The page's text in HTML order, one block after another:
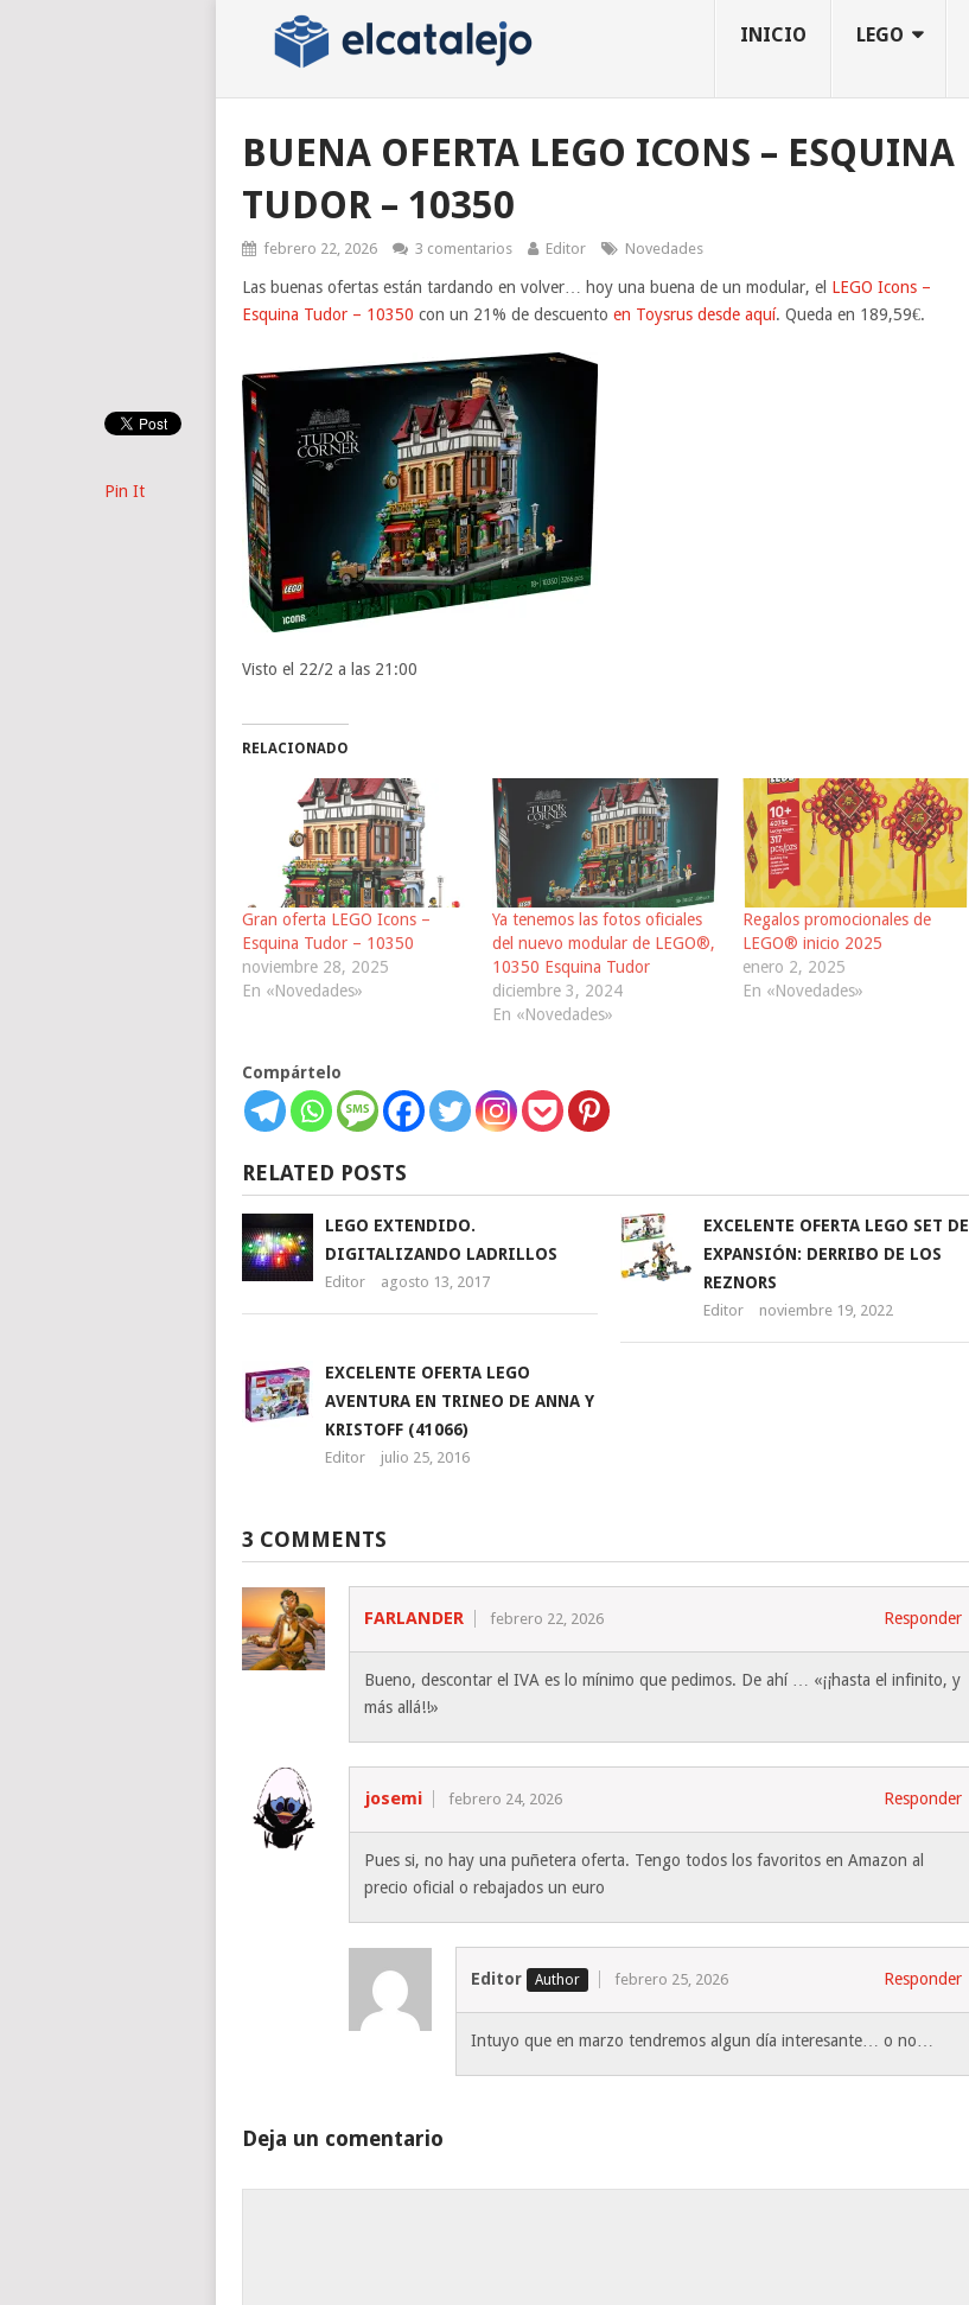
INICIO LEGO
BUENA OFERTA LEGO ICONS – ESQUINA
TUDOR – 10350
febrero 22, 2026 3 comentarios Editor Novedades
Las buenas ofertas están tardando en volver… hoy una buena de un modular, el LEGO Icons –
Esquina Tudor – 10350 con un 21% de descuento en Toysrus desde aquí. Queda en 189,59€.
Visto el 22/2 a las 21:00
RELACIONADO
Gran oferta LEGO Icons –
Esquina Tudor – 10350
noviembre 28, 2025
En «Novedades»
Ya tenemos las fotos oficiales
del nuevo modular de LEGO®,
10350 Esquina Tudor
diciembre 3, 2024
En «Novedades»
Regalos promocionales de
LEGO® inicio 2025
enero 2, 2025
En «Novedades»
Compártelo
Pin It
RELATED POSTS
LEGO EXTENDIDO.
DIGITALIZANDO LADRILLOS
Editor agosto 13, 2017
EXCELENTE OFERTA LEGO SET DE
EXPANSIÓN: DERRIBO DE LOS
REZNORS
Editor noviembre 19, 2022
EXCELENTE OFERTA LEGO
AVENTURA EN TRINEO DE ANNA Y
KRISTOFF (41066)
Editor julio 25, 2016
3 COMMENTS
FARLANDER febrero 22, 2026 Responder
Bueno, descontar el IVA es lo mínimo que pedimos. De ahí … «¡¡hasta el infinito, y
más allá!!»
josemi febrero 24, 2026 Responder
Pues si, no hay una puñetera oferta. Tengo todos los favoritos en Amazon al
precio oficial o rebajados un euro
Editor febrero 25, 2026 Responder
Intuyo que en marzo tendremos algun día interesante… o no…
Deja un comentario